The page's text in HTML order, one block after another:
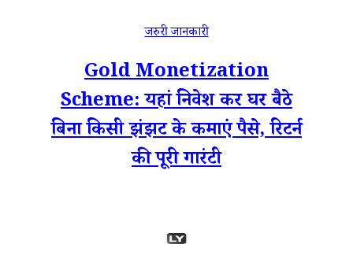
जरुरी जानकारी
Gold Monetization
Scheme: यहां निवेश कर घर बैठे
बिना किसी झंझट के कमाएं पैसे, रिटर्न
की पूरी गारंटी